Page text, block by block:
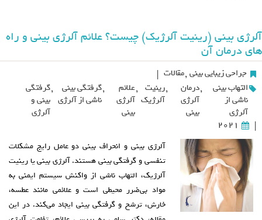
آلرژی بینی (رینیت آلرژیک) چیست؟ علائم آلرژی بینی و راه
های درمان آن
جراحی زیبایی بینی ,مقالات |
التهاب بینی
ناشی از
آلرژی
,درمان
آلرژی
بینی
,رینیت
آلرژیک
,علائم
آلرژی
بینی
,گرفتگی بینی
ناشی از آلرژی
,گرفتگی
بینی و
آلرژی
|
2021
آلرژی بینی و انحراف بینی دو عامل رایج مشکلات
تنفسی و گرفتگی بینی هستند. آلرژی بینی یا رینیت
آلرژیک، التهاب ناشی از واکنش سیستم ایمنی به
مواد بی‌ضرر محیطی است و علائمی مانند عطسه،
خارش، ترشح و گرفتگی بینی ایجاد می‌کند. در این